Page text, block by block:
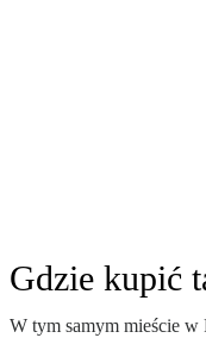
Gdzie kupić
W tym samym mieście w